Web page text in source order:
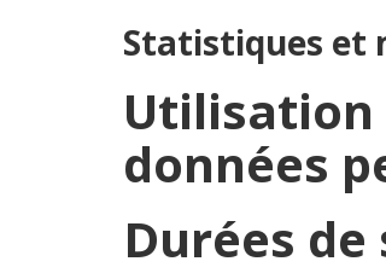
Statistiques et
Utilisation
données
Durées